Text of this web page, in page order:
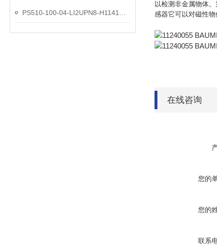
以检测非金属物体
感器它可以对磁性
在线咨询
您的
您的
联系